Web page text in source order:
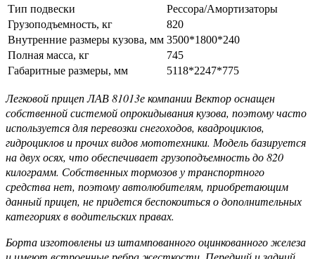
Тип подвески
Рессора/Амортизаторы
Грузоподъемность, кг
820
Внутренние размеры кузова, мм 3500*1800*240
Полная масса, кг
745
Габаритные размеры, мм
5118*2247*775
Легковой прицеп ЛАВ 81013е компании Вектор оснащен
собственной системой опрокидывания кузова, поэтому часто
используется для перевозки снегоходов, квадроциклов,
гидроциклов и прочих видов мототехники. Модель базируется
на двух осях, что обеспечивает грузоподъемность до 820
килограмм. Собственных тормозов у транспортного
средства нет, поэтому автолюбителям, приобретающим
данный прицеп, не придется беспокоиться о дополнительных
категориях в водительских правах.
Борта изготовлены из штампованного оцинкованного железа